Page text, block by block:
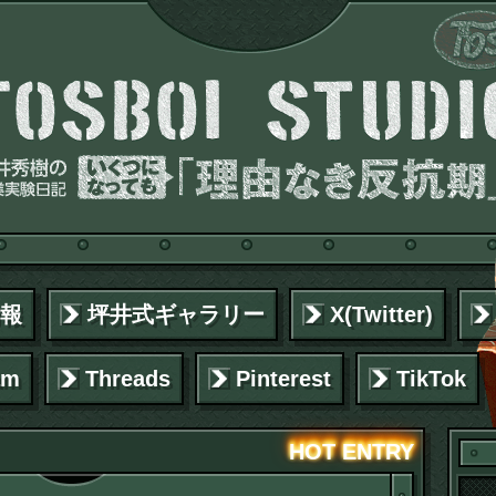
坪井式ギャラリー X(Twitter)
Threads Pinterest TikTok